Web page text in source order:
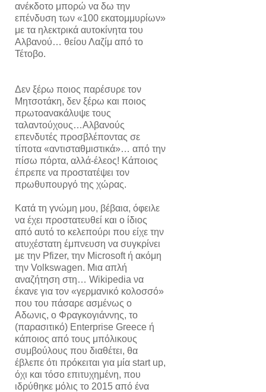
ανέκδοτο μπορώ να δω την
επένδυση των «100 εκατομμυρίων»
με τα ηλεκτρικά αυτοκίνητα του
Αλβανού… θείου Λαζίμ από το
Τέτοβο.
Δεν ξέρω ποιος παρέσυρε τον
Μητσοτάκη, δεν ξέρω και ποιος
πρωτοανακάλυψε τους
ταλαντούχους…Αλβανούς
επενδυτές προσβλέποντας σε
τίποτα «αντισταθμιστικά»… από την
πίσω πόρτα, αλλά-έλεος! Κάποιος
έπρεπε να προστατέψει τον
πρωθυπουργό της χώρας.
Κατά τη γνώμη μου, βέβαια, όφειλε
να έχει προστατευθεί και ο ίδιος
από αυτό το κελεπούρι που είχε την
ατυχέστατη έμπνευση να συγκρίνει
με την Pfizer, την Microsoft ή ακόμη
την Volkswagen. Μια απλή
αναζήτηση στη… Wikipedia να
έκανε για τον «γερμανικό κολοσσό»
που του πάσαρε ασμένως ο
Αδωνις, o Φραγκογιάννης, το
(παρασιτικό) Enterprise Greece ή
κάποιος από τους μπόλικους
συμβούλους που διαθέτει, θα
έβλεπε ότι πρόκειται για μία start up,
όχι και τόσο επιτυχημένη, που
ιδρύθηκε μόλις το 2015 από ένα